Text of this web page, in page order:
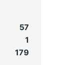
57
1
179